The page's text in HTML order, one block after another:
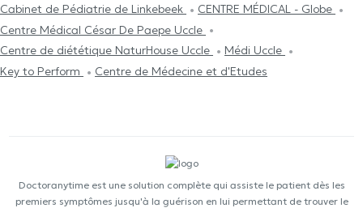
Cabinet de Pédiatrie de Linkebeek
CENTRE MÉDICAL - Globe
Centre Médical César De Paepe Uccle
Centre de diététique NaturHouse Uccle
Médi Uccle
Key to Perform
Centre de Médecine et d'Etudes
Doctoranytime est une solution complète qui assiste le patient dès les
premiers symptômes jusqu'à la guérison en lui permettant de trouver le